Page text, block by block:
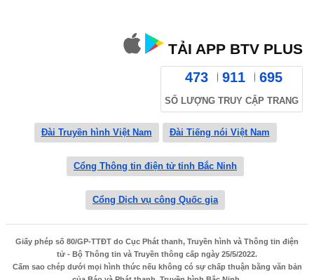
TẢI APP BTV PLUS
473 911 695
SỐ LƯỢNG TRUY CẬP TRANG
Đài Truyền hình Việt Nam Đài Tiếng nói Việt Nam
Cổng Thông tin điện tử tỉnh Bắc Ninh
Cổng Dịch vụ công Quốc gia
Giấy phép số 80/GP-TTĐT do Cục Phát thanh, Truyền hình và Thông tin điện
tử - Bộ Thông tin và Truyền thông cấp ngày 25/5/2022.
Cấm sao chép dưới mọi hình thức nếu không có sự chấp thuận bằng văn bản